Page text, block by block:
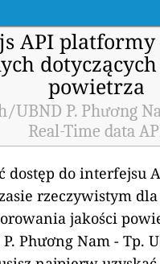
API
powietrza
UBND P. Phương
Real-Time data
dostęp do interfejsu
rzeczywistym dla
jakości
Phương Nam - Tp.